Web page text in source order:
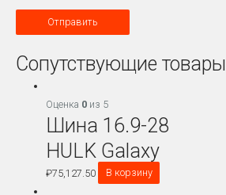
Сопутствующие товары
Оценка 0 из 5
Шина 16.9-28
HULK Galaxy
₽75,127.50 В корзину